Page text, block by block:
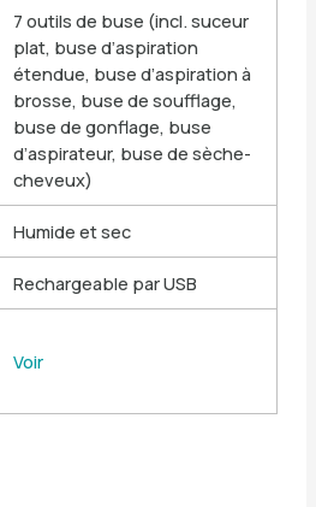
7 outils de buse (incl. suceur
plat, buse d’aspiration
étendue, buse d’aspiration à
brosse, buse de soufflage,
buse de gonflage, buse
d’aspirateur, buse de sèche-
cheveux)
Humide et sec
Rechargeable par USB
Voir